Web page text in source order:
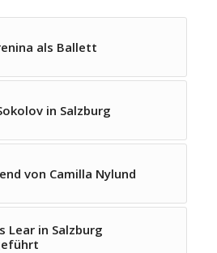
als Ballett
in Salzburg
von Camilla Nylund
Lear in Salzburg